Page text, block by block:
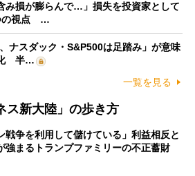
み損が膨らんで…」損失を投資家として
の視点 …
ナスダック・S&P500は足踏み」が意味
化 半…
一覧を見る
ス新大陸」の歩き方
戦争を利用して儲けている」利益相反と
強まるトランプファミリーの不正蓄財